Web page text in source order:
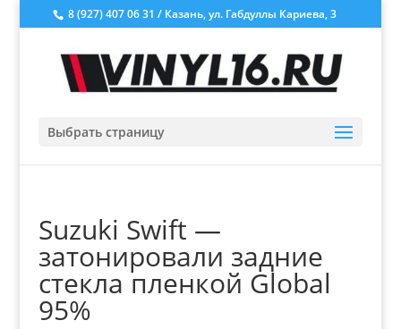
8 (927) 407 06 31 / Казань, ул. Габдуллы Кариева, 3
Выбрать страницу
Suzuki Swift —
затонировали задние
стекла пленкой Global
95%